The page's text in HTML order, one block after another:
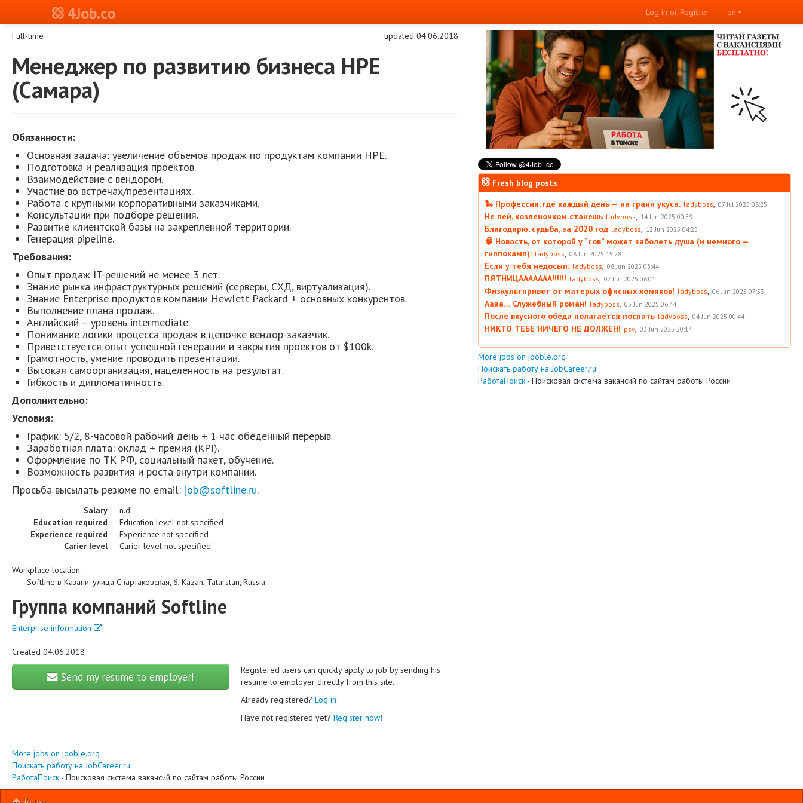
4Job.co en
Log in or Register
Full-time updated 04.06.2018
Менеджер по развитию бизнеса HPE
(Самара)
Обязанности:
Основная задача: увеличение объемов продаж по продуктам компании HPE.
Подготовка и реализация проектов.
Взаимодействие с вендором.
Участие во встречах/презентациях.
Работа с крупными корпоративными заказчиками.
Консультации при подборе решения.
Развитие клиентской базы на закрепленной территории.
Генерация pipeline.
Требования:
Опыт продаж IT-решений не менее 3 лет.
Знание рынка инфраструктурных решений (серверы, СХД, виртуализация).
Знание Enterprise продуктов компании Hewlett Packard + основных конкурентов.
Выполнение плана продаж.
Английский – уровень intermediate.
Понимание логики процесса продаж в цепочке вендор-заказчик.
Приветствуется опыт успешной генерации и закрытия проектов от $100k.
Грамотность, умение проводить презентации.
Высокая самоорганизация, нацеленность на результат.
Гибкость и дипломатичность.
Дополнительно:
Условия:
График: 5/2, 8-часовой рабочий день + 1 час обеденный перерыв.
Заработная плата: оклад + премия (KPI).
Оформление по ТК РФ, социальный пакет, обучение.
Возможность развития и роста внутри компании.
Просьба высылать резюме по email: job@softline.ru.
Salary
n.d.
Education required
Education level not specified
Experience required
Experience not specified
Carier level
Carier level not specified
Workplace location:
Softline в Казани: улица Спартаковская, 6, Kazan, Tatarstan, Russia
Группа компаний Softline
Enterprise information
Created 04.06.2018
Send my resume to employer!
Registered users can quickly apply to job by sending his
resume to employer directly from this site.
Already registered? Log in!
Have not registered yet? Register now!
More jobs on jooble.org
Поискать работу на JobCareer.ru
РаботаПоиск - Поисковая система вакансий по сайтам работы России
Fresh blog posts
🐍 Профессия, где каждый день — на грани укуса. ladyboss, 07 Jul 2025 08:25
Не пей, козленочком станешь ladyboss, 14 Jun 2025 00:59
Благодарю, судьба, за 2020 год ladyboss, 12 Jun 2025 04:25
🧠 Новость, от которой у “сов” может заболеть душа (и немного —
гиппокамп): ladyboss, 08 Jun 2025 15:28
Если у тебя недосып. ladyboss, 08 Jun 2025 03:44
ПЯТНИЦААААААА!!!!!! ladyboss, 07 Jun 2025 06:01
Физкультпривет от матерых офисных хомяков! ladyboss, 06 Jun 2025 07:53
Аааа… Служебный роман! ladyboss, 05 Jun 2025 06:44
После вкусного обеда полагается поспать ladyboss, 04 Jun 2025 00:44
НИКТО ТЕБЕ НИЧЕГО НЕ ДОЛЖЕН! psv, 03 Jun 2025 20:14
More jobs on jooble.org
Поискать работу на JobCareer.ru
РаботаПоиск - Поисковая система вакансий по сайтам работы России